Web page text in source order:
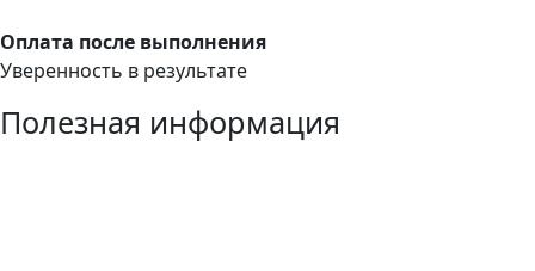
Оплата после выполнения
Уверенность в результате
Полезная информация